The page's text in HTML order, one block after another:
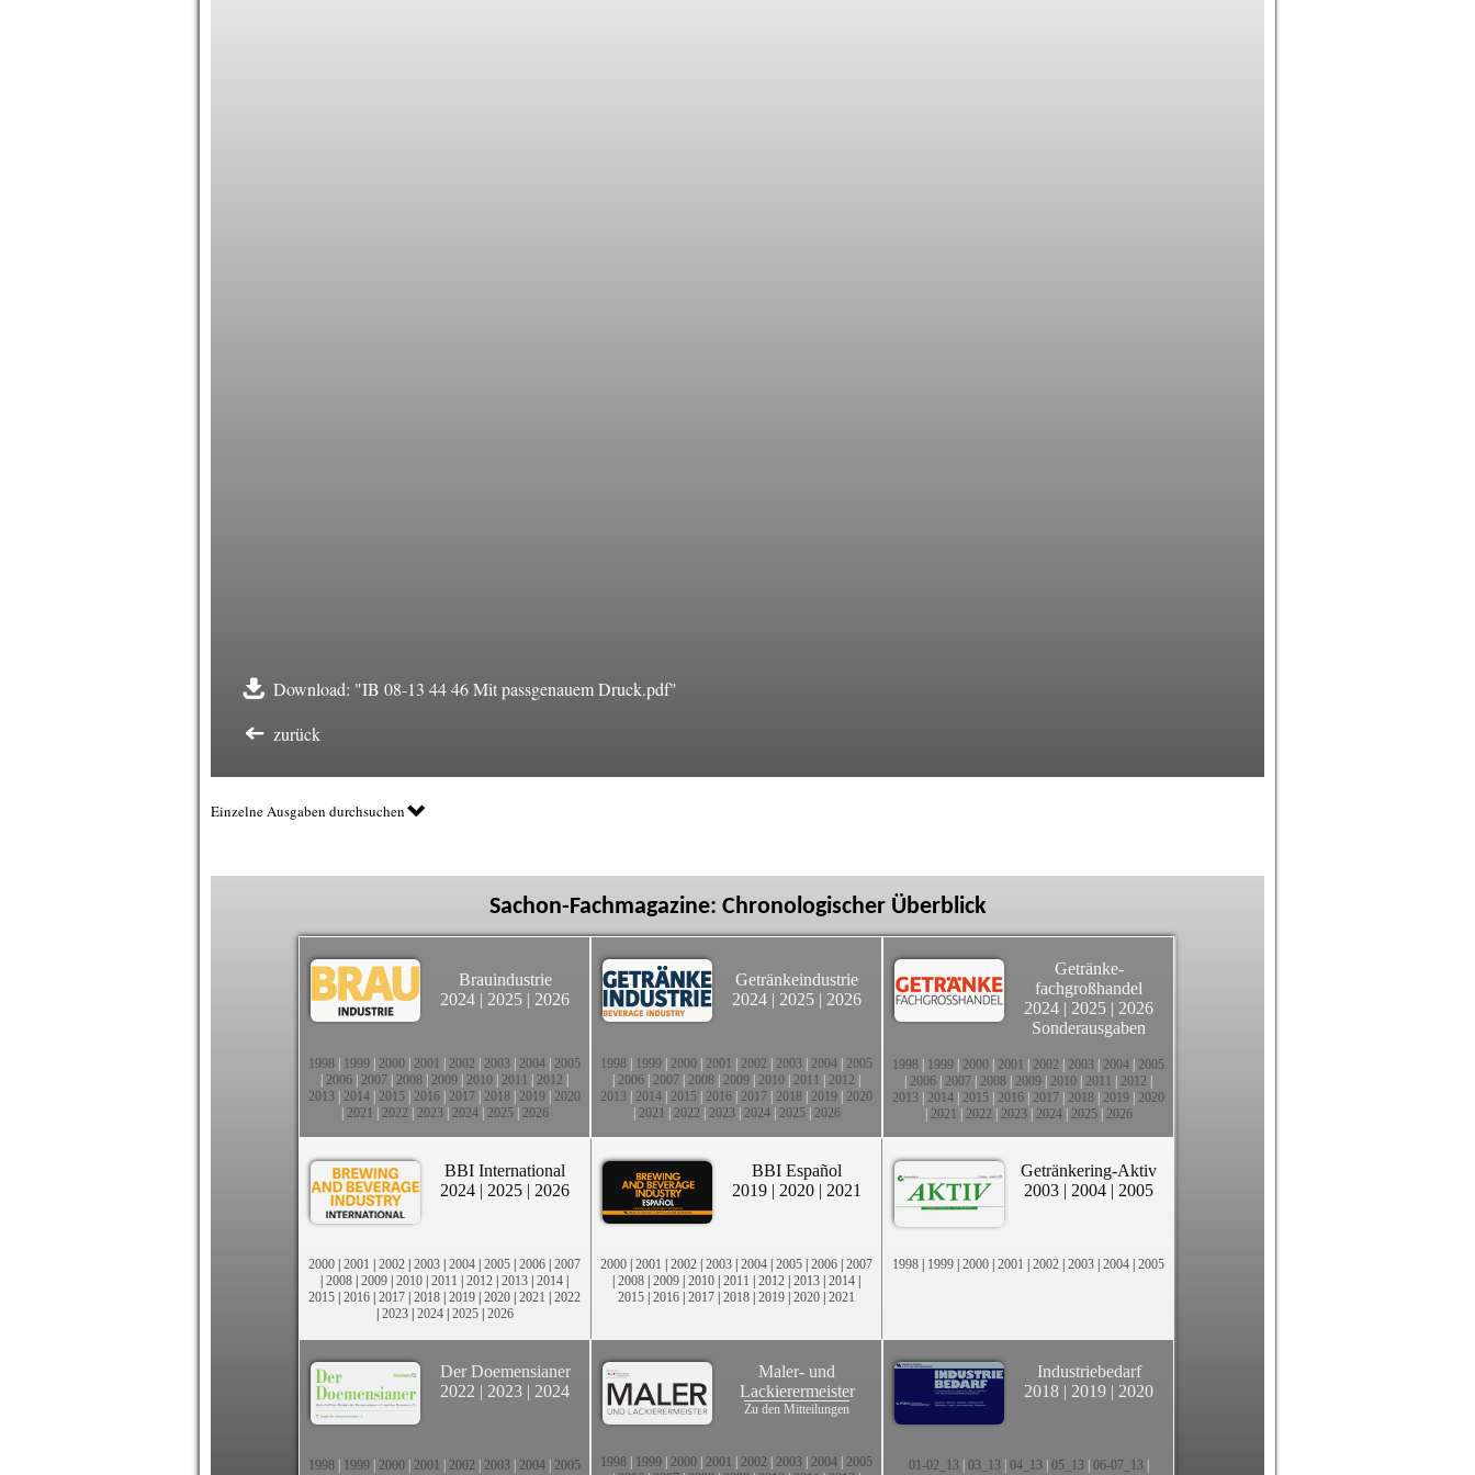
Download: "IB 08-13 44 46 Mit passgenauem Druck.pdf"
zurück
Einzelne Ausgaben durchsuchen
Sachon-Fachmagazine: Chronologischer Überblick
Brauindustrie
2024 | 2025 | 2026
1998 1999 2000 2001 2002 2003 2004 2005
2006 2007 2008 2009 2010 2011 2012
2013 2014 2015 2016 2017 2018 2019 2020
2021 2022 2023| 2024| 2025| 2026
Getränkeindustrie
2024 | 2025 | 2026
1998 1999 2000 2001 2002 2003 2004 2005
2006 2007 2008 2009 2010 2011 2012
2013 2014 2015 2016 2017 2018 2019 2020
2021 2022 2023| 2024| 2025| 2026
Getränke-
fachgroßhandel
2024 | 2025 | 2026
Sonderausgaben
1998 1999 2000 2001 2002 2003 2004 2005
2006 2007 2008 2009 2010 2011 2012
2013 2014 2015 2016 2017 2018 2019 2020
2021 2022 2023| 2024| 2025| 2026
BBI International
2024 | 2025 | 2026
2000 | 2001 | 2002 | 2003 | 2004 | 2005 | 2006 | 2007
| 2008 | 2009 | 2010 | 2011 | 2012 | 2013 | 2014 |
2015 | 2016 | 2017 | 2018 | 2019 | 2020 | 2021 | 2022
| 2023| 2024| 2025| 2026
BBI Español
2019 | 2020 | 2021
2000 | 2001 | 2002 | 2003 | 2004 | 2005 | 2006 | 2007
| 2008 | 2009 | 2010 | 2011 | 2012 | 2013 | 2014 |
2015 | 2016 | 2017 | 2018 | 2019 | 2020 | 2021
Getränkering-Aktiv
2003 | 2004 | 2005
1998 | 1999 | 2000 | 2001 | 2002 | 2003 | 2004 | 2005
Der Doemensianer
2022 | 2023 | 2024
1998 1999 2000 2001 2002 2003 2004 2005
Maler- und
Lackierermeister
Zu den Mitteilungen
1998 1999 2000 2001 2002 2003 2004 2005
Industriebedarf
2018 | 2019 | 2020
01-02_13| 03_13| 04_13| 05_13| 06-07_13|